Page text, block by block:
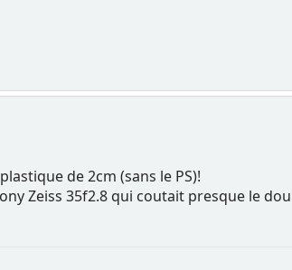
de 2cm (sans le PS)!
Zeiss 35f2.8 qui coutait presque le